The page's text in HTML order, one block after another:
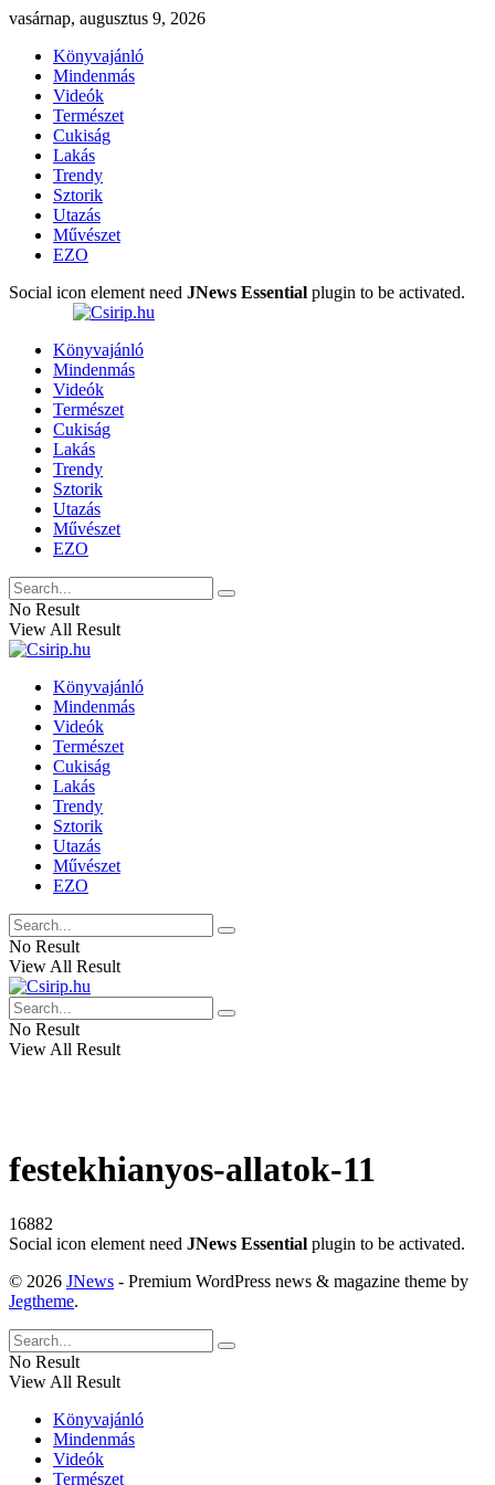
vasárnap, augusztus 9, 2026
Könyvajánló
Mindenmás
Videók
Természet
Cukiság
Lakás
Trendy
Sztorik
Utazás
Művészet
EZO
Social icon element need JNews Essential plugin to be activated.
Könyvajánló
Mindenmás
Videók
Természet
Cukiság
Lakás
Trendy
Sztorik
Utazás
Művészet
EZO
No Result
View All Result
Könyvajánló
Mindenmás
Videók
Természet
Cukiság
Lakás
Trendy
Sztorik
Utazás
Művészet
EZO
No Result
View All Result
No Result
View All Result
festekhianyos-allatok-11
16882
Social icon element need JNews Essential plugin to be activated.
© 2026 JNews - Premium WordPress news & magazine theme by
Jegtheme.
No Result
View All Result
Könyvajánló
Mindenmás
Videók
Természet